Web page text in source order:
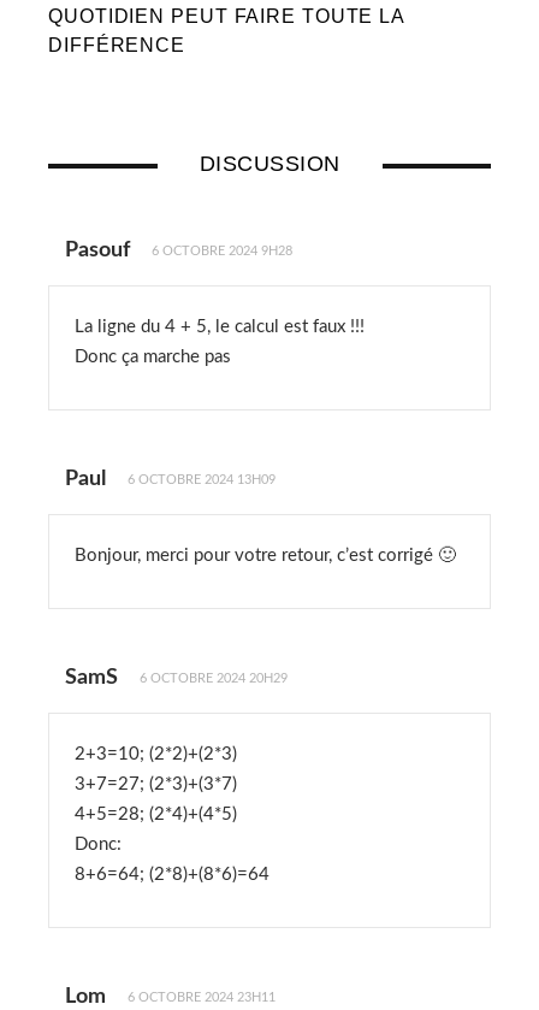
QUOTIDIEN PEUT FAIRE TOUTE LA
DIFFÉRENCE
DISCUSSION
Pasouf 6 OCTOBRE 2024 9H28
La ligne du 4 + 5, le calcul est faux !!!
Donc ça marche pas
Paul 6 OCTOBRE 2024 13H09
Bonjour, merci pour votre retour, c’est corrigé 🙂
SamS 6 OCTOBRE 2024 20H29
2+3=10; (2*2)+(2*3)
3+7=27; (2*3)+(3*7)
4+5=28; (2*4)+(4*5)
Donc:
8+6=64; (2*8)+(8*6)=64
Lom 6 OCTOBRE 2024 23H11